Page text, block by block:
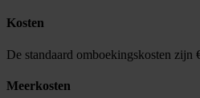
Kosten
De standaard omboekingskosten zijn
Meerkosten